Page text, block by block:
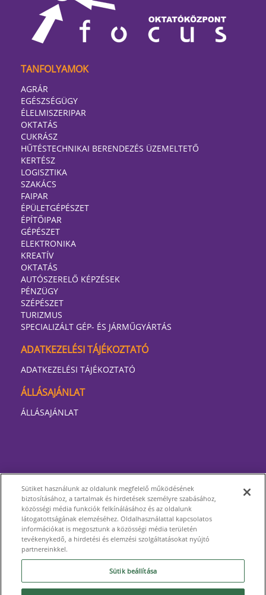
TANFOLYAMOK
AGRÁR
EGÉSZSÉGÜGY
ÉLELMISZERIPAR
OKTATÁS
CUKRÁSZ
HŰTÉSTECHNIKAI BERENDEZÉS ÜZEMELTETŐ
KERTÉSZ
LOGISZTIKA
SZAKÁCS
FAIPAR
ÉPÜLETGÉPÉSZET
ÉPÍTŐIPAR
GÉPÉSZET
ELEKTRONIKA
KREATÍV
OKTATÁS
AUTÓSZERELŐ KÉPZÉSEK
PÉNZÜGY
SZÉPÉSZET
TURIZMUS
SPECIALIZÁLT GÉP- ÉS JÁRMŰGYÁRTÁS
ADATKEZELÉSI TÁJÉKOZTATÓ
ADATKEZELÉSI TÁJÉKOZTATÓ
ÁLLÁSAJÁNLAT
ÁLLÁSAJÁNLAT
Sütiket használunk az oldalunk megfelelő működésének
biztosításához, a tartalmak és hirdetések személyre szabásához,
közösségi média funkciók felkínálásához és az oldalunk
látogatottságának elemzéséhez. Oldalhasználattal kapcsolatos
információkat is megosztunk a közösségi média területén
tevékenykedő, a hirdetési és elemzési szolgáltatásokat nyújtó
partnereinkkel.
Sütik beállítása